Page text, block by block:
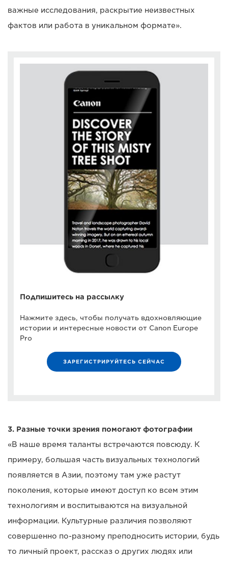
важные исследования, раскрытие неизвестных
фактов или работа в уникальном формате».
Подпишитесь на рассылку
Нажмите здесь, чтобы получать вдохновляющие
истории и интересные новости от Canon Europe
Pro
ЗАРЕГИСТРИРУЙТЕСЬ СЕЙЧАС
3. Разные точки зрения помогают фотографии
«В наше время таланты встречаются повсюду. К
примеру, большая часть визуальных технологий
появляется в Азии, поэтому там уже растут
поколения, которые имеют доступ ко всем этим
технологиям и воспитываются на визуальной
информации. Культурные различия позволяют
совершенно по-разному преподносить истории, будь
то личный проект, рассказ о других людях или